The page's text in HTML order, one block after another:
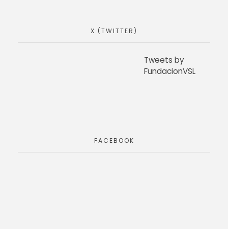
X (TWITTER)
Tweets by
FundacionVSL
FACEBOOK